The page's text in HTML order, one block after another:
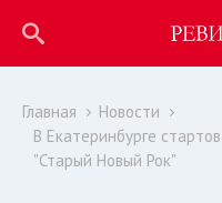
Главная
Новости
В Екатеринбурге
"Старый Новый Рок"